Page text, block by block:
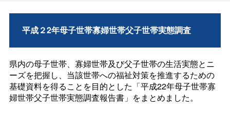
平成２2年母子世帯寡婦世帯父子世帯実態調査
県内の母子世帯、寡婦世帯及び父子世帯の生活実態とニ
ーズを把握し、当該世帯への福祉対策を推進するための
基礎資料を得ることを目的とした「平成22年母子世帯寡
婦世帯父子世帯実態調査報告書」をまとめました。